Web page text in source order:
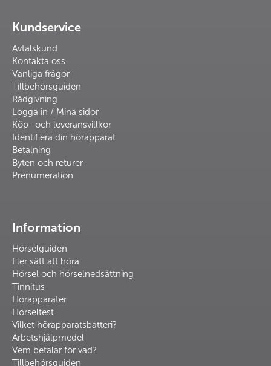
Kundservice
Avtalskund
Kontakta oss
Vanliga frågor
Tillbehörsguiden
Rådgivning
Logga in / Mina sidor
Köp- och leveransvillkor
Identifiera din hörapparat
Betalning
Byten och returer
Prenumeration
Information
Hörselguiden
Fler sätt att höra
Hörsel och hörselnedsättning
Tinnitus
Hörapparater
Hörseltest
Vilket hörapparatsbatteri?
Arbetshjälpmedel
Vem betalar för vad?
Tillbehörsguiden